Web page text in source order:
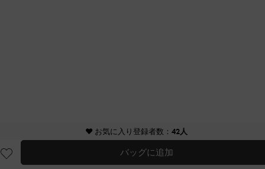
♥ お気に入り登録者数： 42人
バッグに追加